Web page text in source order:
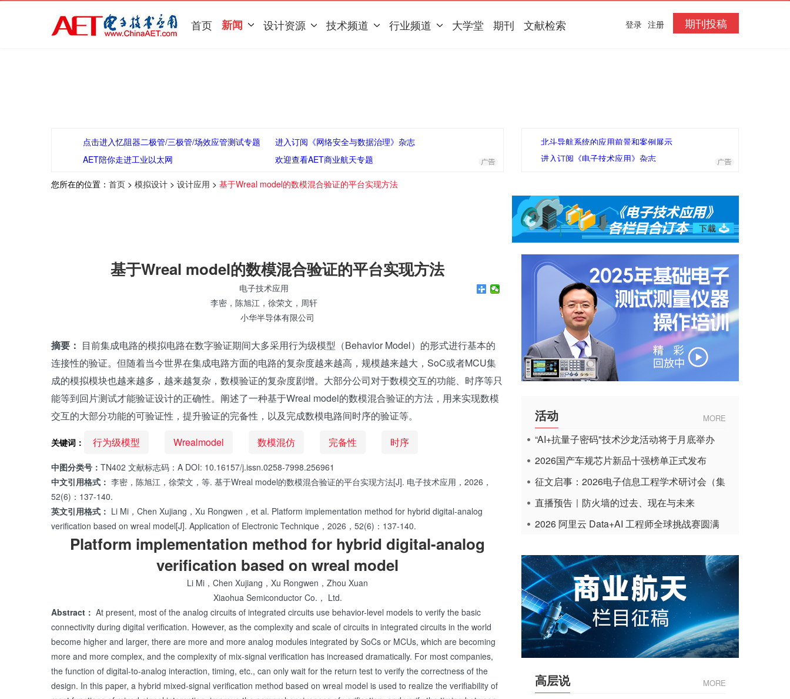
首页 新闻 设计资源 技术频道 行业频道 大学堂 期刊 文献检索 期刊投稿
登录 注册
点击进入忆阻器二极管/三极管/场效应管测试专题
进入订阅《网络安全与数据治理》杂志
AET陪你走进工业以太网
欢迎查看AET商业航天专题
北斗导航系统的应用前景和案例展示
进入订阅《电子技术应用》杂志
您所在的位置： 首页 > 模拟设计 > 设计应用 > 基于Wreal model的数模混合验证的平台实现方法
基于Wreal model的数模混合验证的平台实现方法
电子技术应用
李密，陈旭江，徐荣文，周轩
小华半导体有限公司
摘要： 目前集成电路的模拟电路在数字验证期间大多采用行为级模型（Behavior Model）的形式进行基本的
连接性的验证。但随着当今世界在集成电路方面的电路的复杂度越来越高，规模越来越大，SoC或者MCU集
成的模拟模块也越来越多，越来越复杂，数模验证的复杂度剧增。大部分公司对于数模交互的功能、时序等只
能等到回片测试才能验证设计的正确性。阐述了一种基于Wreal model的数模混合验证的方法，用来实现数模
交互的大部分功能的可验证性，提升验证的完备性，以及完成数模电路间时序的验证等。
关键词： 行为级模型 Wrealmodel 数模混仿 完备性 时序
中图分类号： TN402 文献标志码：A DOI: 10.16157/j.issn.0258-7998.256961
中文引用格式： 李密，陈旭江，徐荣文，等. 基于Wreal model的数模混合验证的平台实现方法[J]. 电子技术应用，2026，
52(6)：137-140.
英文引用格式： Li Mi，Chen Xujiang，Xu Rongwen，et al. Platform implementation method for hybrid digital-analog
verification based on wreal model[J]. Application of Electronic Technique，2026，52(6)：137-140.
Platform implementation method for hybrid digital-analog
verification based on wreal model
Li Mi，Chen Xujiang，Xu Rongwen，Zhou Xuan
Xiaohua Semiconductor Co.， Ltd.
Abstract： At present, most of the analog circuits of integrated circuits use behavior-level models to verify the basic
connectivity during digital verification. However, as the complexity and scale of circuits in integrated circuits in the world
become higher and larger, there are more and more analog modules integrated by SoCs or MCUs, which are becoming
more and more complex, and the complexity of mix-signal verification has increased dramatically. For most companies,
the function of digital-to-analog interaction, timing, etc., can only wait for the return test to verify the correctness of the
design. In this paper, a hybrid mixed-signal verification method based on wreal model is used to realize the verifiability of
活动 MORE
“AI+抗量子密码"技术沙龙活动将于月底举办
2026国产车规芯片新品十强榜单正式发布
征文启事：2026电子信息工程学术研讨会（集
成电路应用杂志）
直播预告｜防火墙的过去、现在与未来
2026 阿里云 Data+AI 工程师全球挑战赛圆满
高层说 MORE